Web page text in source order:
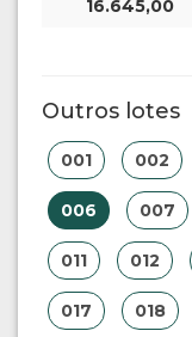
16.645,00
Outros lotes
001 002
006 007
011 012
017 018